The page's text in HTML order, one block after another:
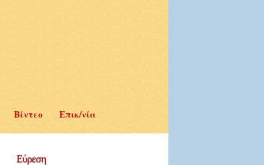
Βίντεο Επικ/νία
Εύρεση